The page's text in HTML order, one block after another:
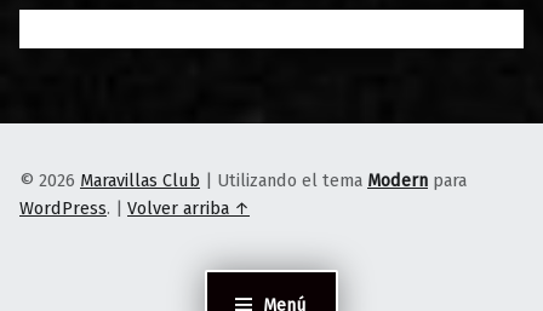
Menú
© 2026 Maravillas Club Utilizando el tema Modern para
WordPress. Volver arriba ↑